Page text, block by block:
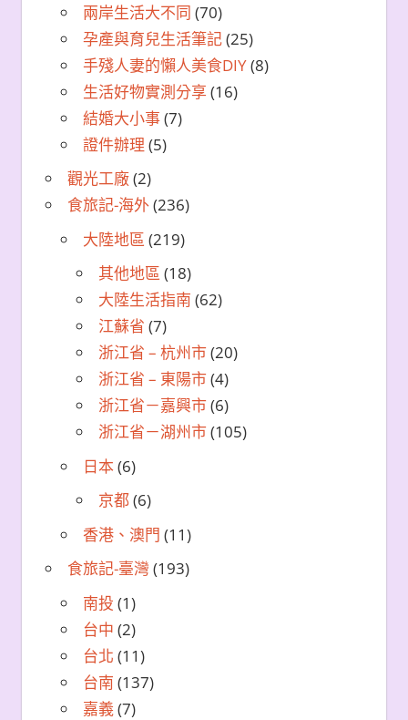
兩岸生活大不同 (70)
孕產與育兒生活筆記(25)
手殘人妻的懶人美食DIY(8)
生活好物實測分享 (16)
結婚大小事(7)
證件辦理 (5)
觀光工廠(2)
食旅記-海外(236)
大陸地區 (219)
其他地區 (18)
大陸生活指南 (62)
江蘇省 (7)
浙江省 – 杭州市(20)
浙江省 – 東陽市(4)
浙江省－嘉興市(6)
浙江省－湖州市(105)
日本(6)
京都(6)
香港、澳門 (11)
食旅記-臺灣 (193)
南投 (1)
台中 (2)
台北 (11)
台南 (137)
嘉義(7)